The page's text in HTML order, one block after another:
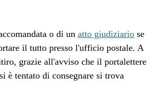
o di un atto giudiziario se
il tutto presso l'ufficio postale. A
grazie all'avviso che il portalettere
è tentato di consegnare si trova